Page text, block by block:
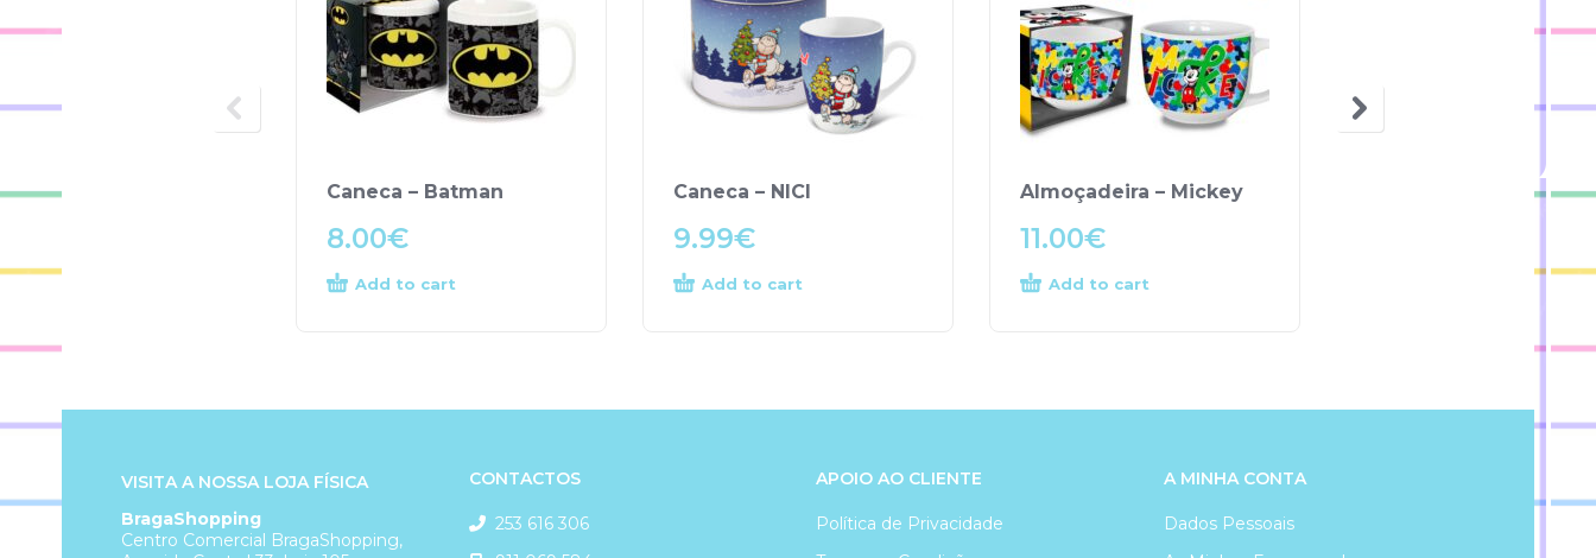
Caneca – Batman
8.00€
Add to cart
Caneca – NICI
9.99€
Add to cart
Almoçadeira – Mickey
11.00€
Add to cart
OUT OF STOCK
VISITA A NOSSA LOJA FÍSICA
BragaShopping
Centro Comercial BragaShopping,
CONTACTOS
253 616 306
APOIO AO CLIENTE
Política de Privacidade
A MINHA CONTA
Dados Pessoais